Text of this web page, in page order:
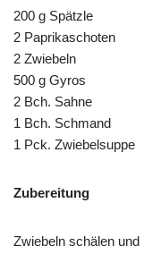
200 g Spätzle
2 Paprikaschoten
2 Zwiebeln
500 g Gyros
2 Bch. Sahne
1 Bch. Schmand
1 Pck. Zwiebelsuppe
Zubereitung
Zwiebeln schälen